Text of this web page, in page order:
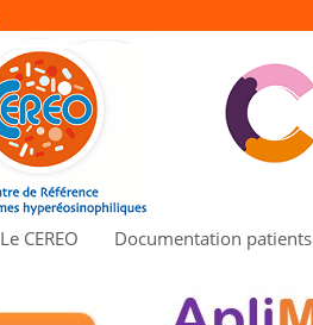
Le CEREO Documentation patients